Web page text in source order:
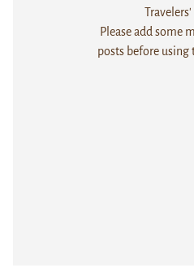
Travelers'
Please add some
posts before using